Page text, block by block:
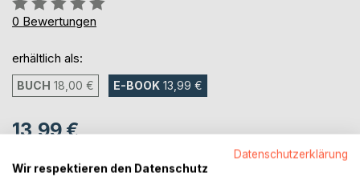
0%
0 Bewertungen
erhältlich als:
BUCH 18,00 € E-BOOK 13,99 €
13,99 €
sofort verfügbar als Download
Datenschutzerklärung
Wir respektieren den Datenschutz